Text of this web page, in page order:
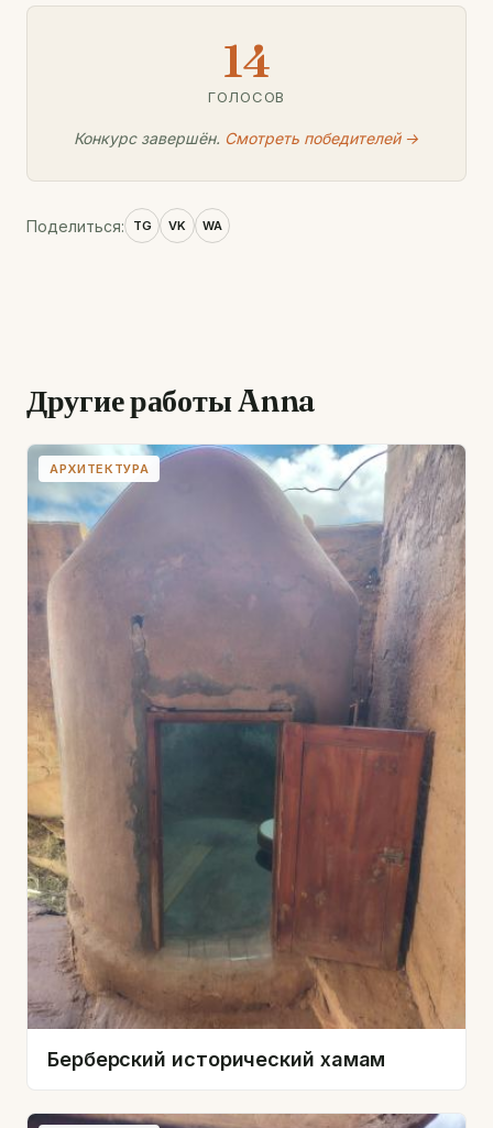
14
ГОЛОСОВ
Конкурс завершён. Смотреть победителей →
Поделиться: TG VK WA
Другие работы Anna
АРХИТЕКТУРА
Берберский исторический хамам